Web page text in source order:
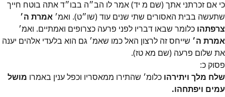
כי אם זכרתני אתך (שם מ יד) אמר לו הב״ה בבו״ד אתה בוטח חייך
שתעשה בבית האסורים שתי שנים עוד (שו״ט). ואמ׳ אמרת ה׳
צרפתהו כלומר שבאו דבריו לפני פרעה כצרופים ואמתיים. ואמ׳
אמרת ה׳ שייחס זה לרצון האל כמו שאמ׳ גם הוא בלעדי אלהים יענה
את שלום פרעה (שם מא טז).
פסוק כ:
שלח מלך ויתירהו כלומ׳ שהתירו ממאסריו וכפל ענין באמרו מושל
עמים ויפתחהו.